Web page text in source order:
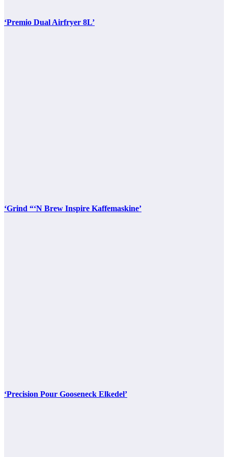
‘Premio Dual Airfryer 8L’
‘Grind “‘N Brew Inspire Kaffemaskine’
‘Precision Pour Gooseneck Elkedel’